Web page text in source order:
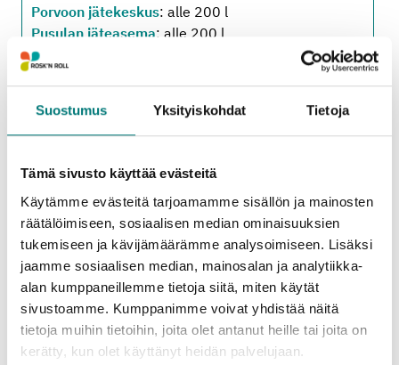
Suostumus Yksityiskohdat Tietoja
Tämä sivusto käyttää evästeitä
Käytämme evästeitä tarjoamamme sisällön ja mainosten
räätälöimiseen, sosiaalisen median ominaisuuksien
tukemiseen ja kävijämäärämme analysoimiseen. Lisäksi
jaamme sosiaalisen median, mainosalan ja analytiikka-
alan kumppaneillemme tietoja siitä, miten käytät
sivustoamme. Kumppanimme voivat yhdistää näitä
tietoja muihin tietoihin, joita olet antanut heille tai joita on
kerätty, kun olet käyttänyt heidän palvelujaan.
Porvoon jätekeskus: alle 200 l
Pusulan jäteasema: alle 200 l
Ruotsinpyhtään jäteasema
Vihdin jäteasema
: alle 200 l
jäteasemille tuotaviakotitalouksien
pienkuormia. (Alv 25,5 %.)
Kotitalouksien suurkuormien sekä yritysten
pien- ja suurkuormien hinta- ja
määrärajoitustiedot löytyvät erillisiltä
hinnastosivuilta: